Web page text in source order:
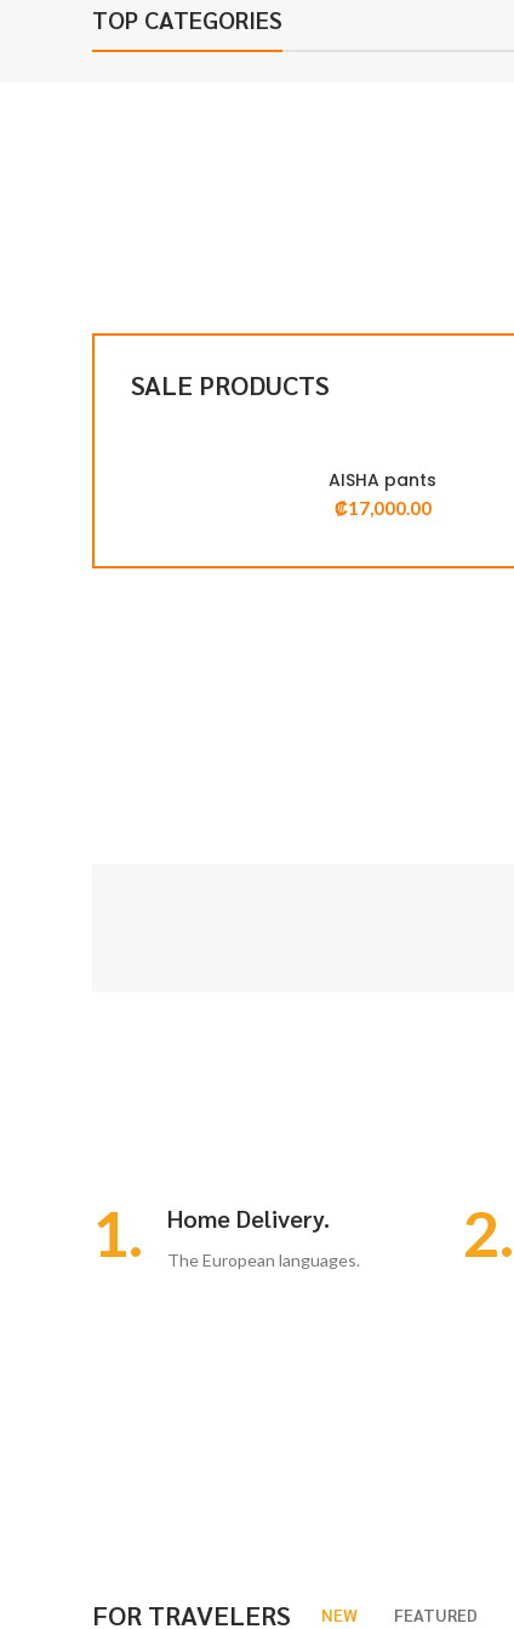
TOP CATEGORIES
SALE PRODUCTS
AISHA pants
₡17,000.00
1. Home Delivery.
The European languages. 2.
FOR TRAVELERS NEW FEATURED